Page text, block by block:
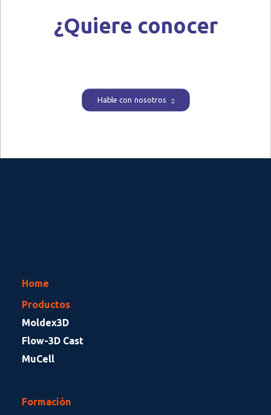
¿Quiere conocer
Hable con nosotros
Home
Productos
Moldex3D
Flow-3D Cast
MuCell
Formación